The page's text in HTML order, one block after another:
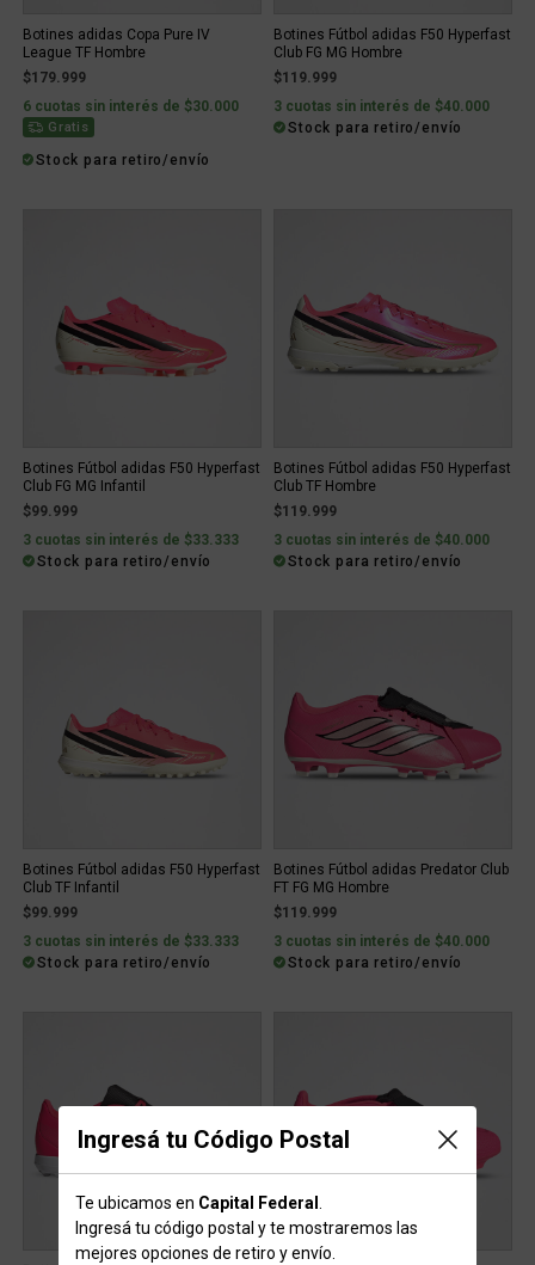
Ingresá tu Código Postal
Te ubicamos en Capital Federal
Ingresá tu código postal y te mostraremos las
mejores opciones de retiro y envío.
Botines adidas Copa Pure IV
League TF Hombre
$179.999
6 cuotas sin interés de $30.000
Gratis
Stock para retiro/envío
Botines Fútbol adidas F50 Hyperfast
Club FG MG Hombre
$119.999
3 cuotas sin interés de $40.000
Stock para retiro/envío
Botines Fútbol adidas F50 Hyperfast
Club FG MG Infantil
$99.999
3 cuotas sin interés de $33.333
Stock para retiro/envío
Botines Fútbol adidas F50 Hyperfast
Club TF Hombre
$119.999
3 cuotas sin interés de $40.000
Stock para retiro/envío
Botines Fútbol adidas F50 Hyperfast
Club TF Infantil
$99.999
3 cuotas sin interés de $33.333
Stock para retiro/envío
Botines Fútbol adidas Predator Club
FT FG MG Hombre
$119.999
3 cuotas sin interés de $40.000
Stock para retiro/envío